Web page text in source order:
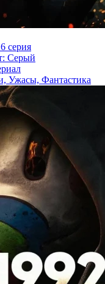
серия
Серый
Ужасы, Фантастика